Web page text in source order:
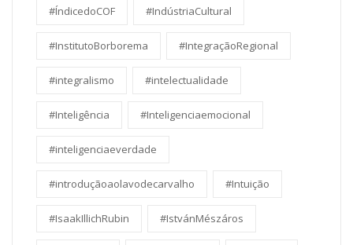
#ÍndicedoCOF #IndústriaCultural
#InstitutoBorborema #IntegraçãoRegional
#integralismo #intelectualidade
#Inteligência #Inteligenciaemocional
#inteligenciaeverdade
#introduçãoaolavodecarvalho #Intuição
#IsaakIllichRubin #IstvánMészáros